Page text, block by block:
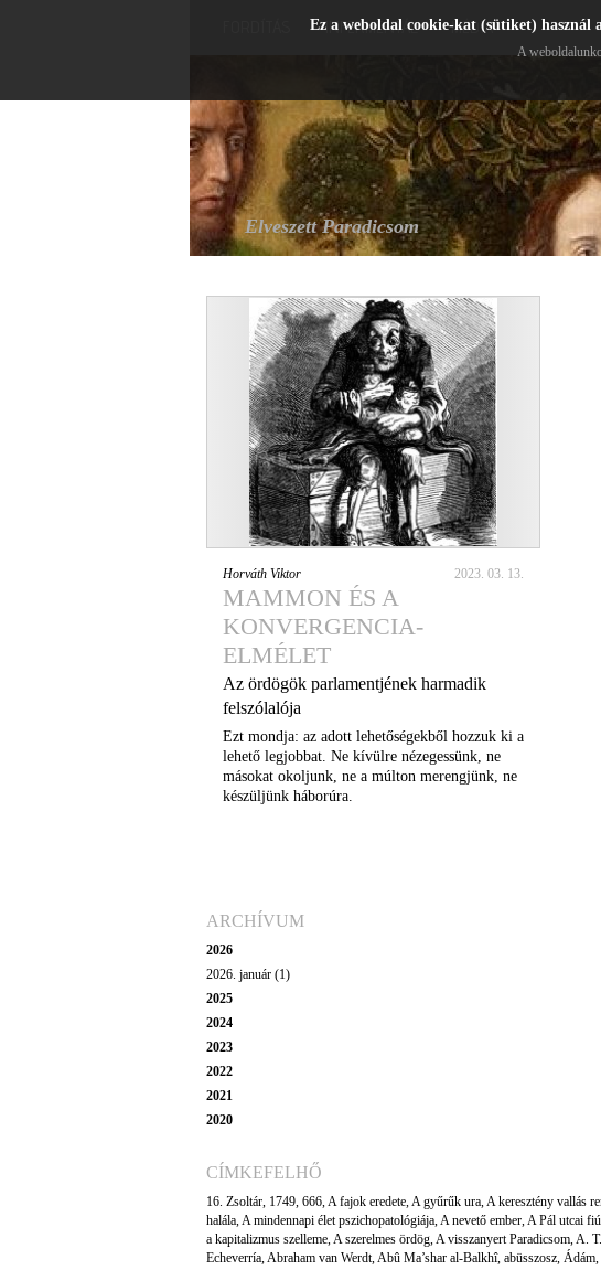
INFERMENTÁL MÉDIA
Elveszett Paradicsom
Horváth Viktor 2023. 03. 13.
MAMMON ÉS A
KONVERGENCIA-
ELMÉLET
Az ördögök parlamentjének harmadik
felszólalója
Ezt mondja: az adott lehetőségekből hozzuk ki a
lehető legjobbat. Ne kívülre nézegessünk, ne
másokat okoljunk, ne a múlton merengjünk, ne
készüljünk háborúra.
ARCHÍVUM
2026
2026. január (1)
2025
2024
2023
2022
2021
2020
CÍMKEFELHŐ
16. Zsoltár, 1749, 666,A fajok eredete,A gyűrűk ura,A keresztény vallás
halála,A mindennapi élet pszichopatológiája,A nevető ember,A Pál utcai
a kapitalizmus szelleme,A szerelmes ördög,A visszanyert Paradicsom,A.
Echeverría,Abraham van Werdt,Abû Ma’shar al-Balkhî, abüsszosz, Ádám,
Ez a weboldal cookie-kat (sütiket)
A